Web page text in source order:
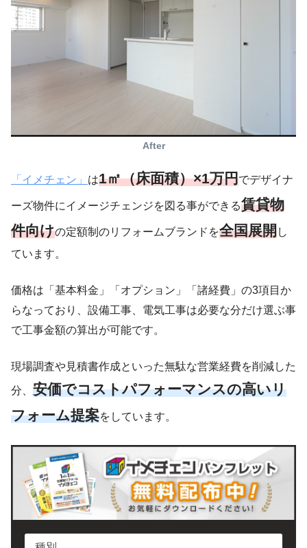
After
「イメチェン」 は1㎡（床面積）×1万円でデザイナ
ーズ物件にイメージチェンジを図る事ができる賃貸物
件向けの定額制のリフォームブランドを全国展開し
ています。
価格は「基本料金」「オプション」「諸経費」の3項目か
らなっており、設備工事、電気工事は必要な分だけ選ぶ事
で工事金額の算出が可能です。
現場調査や見積書作成といった無駄な営業経費を削減した
分、 安価でコストパフォーマンスの高いリ
フォーム提案をしています。